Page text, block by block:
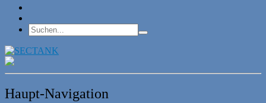
Haupt-Navigation